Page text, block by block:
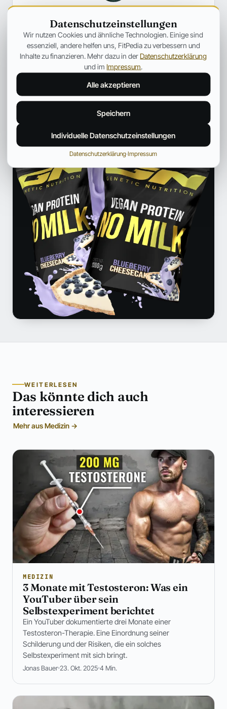
PUBLIC HEALTH UND GESUNDHEITSKOMMUNIKATION
Arbeitet im Bereich Public Health und
Gesundheitskommunikation. Bereitet komplexe Themen aus
dem Gesundheitswesen klar und praxisnah auf.
Profil und weitere Beiträge →
WEITERLESEN
Das könnte dich auch
interessieren
Mehr aus Medizin →
MEDIZIN
3 Monate mit Testosteron: Was ein
YouTuber über sein
Selbstexperiment berichtet
Ein YouTuber dokumentierte drei Monate einer
Testosteron-Therapie. Eine Einordnung seiner
Schilderung und der Risiken, die ein solches
Selbstexperiment mit sich bringt.
Jonas Bauer 23. Okt. 2025 4 Min.
Datenschutzeinstellungen
Wir nutzen Cookies und ähnliche Technologien. Einige sind
essenziell, andere helfen uns, FitPedia zu verbessern und
Inhalte zu finanzieren. Mehr dazu in der Datenschutzerklärung
und im Impressum.
Alle akzeptieren
Speichern
Individuelle Datenschutzeinstellungen
Datenschutzerklärung·Impressum